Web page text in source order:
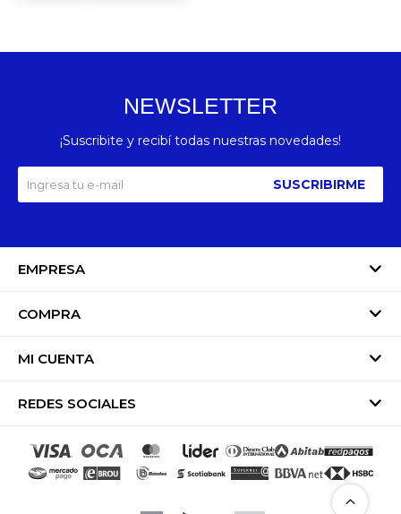
EMPRESA
COMPRA
MI CUENTA
REDES SOCIALES
NEWSLETTER
¡Suscribite y recibí todas nuestras novedades!
SUSCRIBIRME